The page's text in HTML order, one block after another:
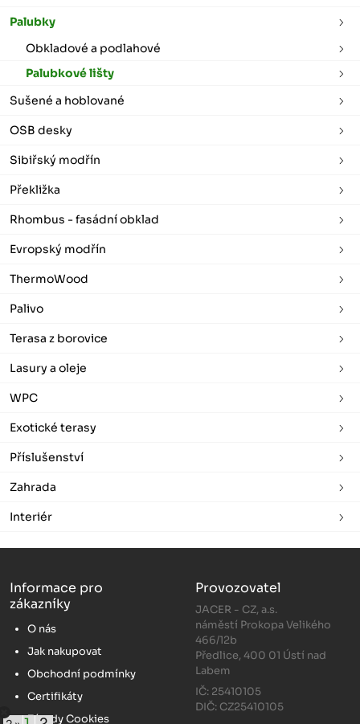
Palubky
Obkladové a podlahové
Palubkové lišty
Sušené a hoblované
OSB desky
Sibiřský modřín
Překližka
Rhombus - fasádní obklad
Evropský modřín
ThermoWood
Palivo
Terasa z borovice
Lasury a oleje
WPC
Exotické terasy
Příslušenství
Zahrada
Interiér
Informace pro
zákazníky
O nás
Jak nakupovat
Obchodní podmínky
Certifikáty
Zásady Cookies
Provozovatel
JACER - CZ, a.s.
náměstí Prokopa Velikého
466/12b
Předlice, 400 01 Ústí nad
Labem
IČ: 25410105
DIČ: CZ25410105